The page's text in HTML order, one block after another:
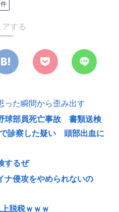
アする
った瞬間から歪み出す
球部員死亡事故 書類送検
診察した疑い 頭部出血に
するぜ
ナ侵攻をやめられないの
脱税ｗｗｗ